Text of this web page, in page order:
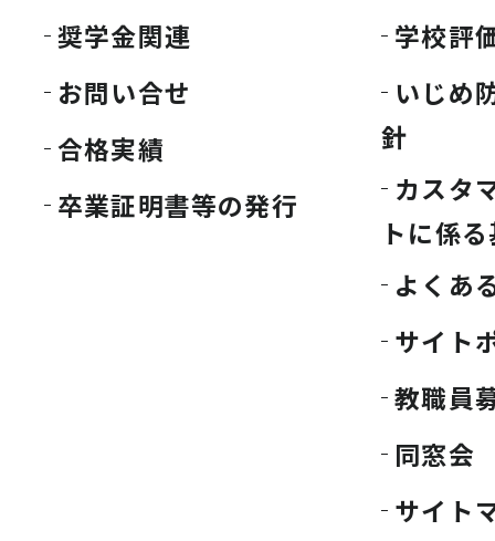
奨学金関連
お問い合せ
合格実績
卒業証明書等の発行
学校評
いじめ
針
カスタ
トに係
よくあ
サイト
教職員
同窓会
サイト